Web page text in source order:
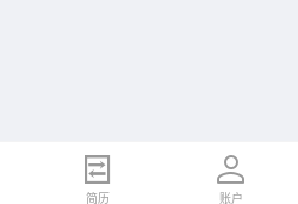
简历 账户